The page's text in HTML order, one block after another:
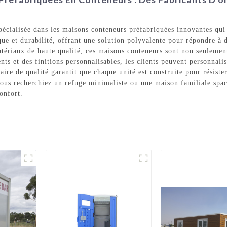
dans les maisons conteneurs préfabriquées innovantes
et durabilité, offrant une solution polyvalente pour répondre à
de haute qualité, ces maisons conteneurs sont non
et des finitions personnalisables, les clients peuvent
de qualité garantit que chaque unité est construite pour
recherchiez un refuge minimaliste ou une maison familiale